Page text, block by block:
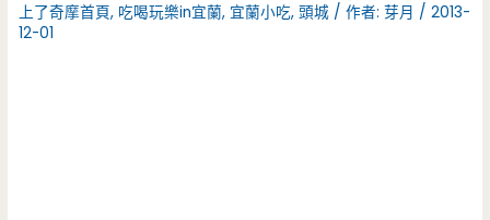
上了奇摩首頁, 吃喝玩樂in宜蘭, 宜蘭小吃,頭城 / 作者:芽月 /2013-
12-01